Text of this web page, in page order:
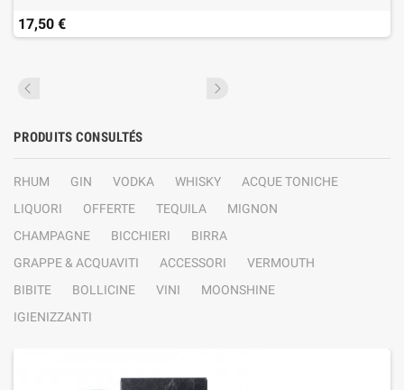
17,50 €
PRODUITS CONSULTÉS
RHUM GIN VODKA WHISKY
ACQUE TONICHE
LIQUORI
OFFERTE TEQUILA
MIGNON
CHAMPAGNE
BICCHIERI
BIRRA
GRAPPE & ACQUAVITI
ACCESSORI
VERMOUTH
BIBITE
BOLLICINE VINI
MOONSHINE
IGIENIZZANTI